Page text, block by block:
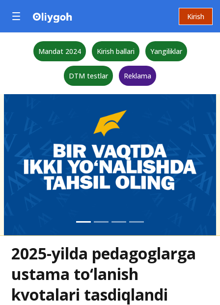
Kirish
Mandat 2024 Kirish ballari Yangiliklar
DTM testlar Reklama
2025-yilda pedagoglarga
ustama to‘lanish
kvotalari tasdiqlandi